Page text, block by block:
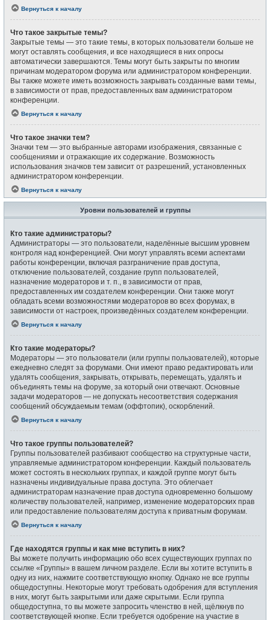
Вернуться к началу
Что такое закрытые темы?
Закрытые темы — это такие темы, в которых пользователи больше не
могут оставлять сообщения, и все находящиеся в них опросы
автоматически завершаются. Темы могут быть закрыты по многим
причинам модератором форума или администратором конференции.
Вы также можете иметь возможность закрывать созданные вами темы,
в зависимости от прав, предоставленных вам администратором
конференции.
Вернуться к началу
Что такое значки тем?
Значки тем — это выбранные авторами изображения, связанные с
сообщениями и отражающие их содержание. Возможность
использования значков тем зависит от разрешений, установленных
администратором конференции.
Вернуться к началу
Уровни пользователей и группы
Кто такие администраторы?
Администраторы — это пользователи, наделённые высшим уровнем
контроля над конференцией. Они могут управлять всеми аспектами
работы конференции, включая разграничение прав доступа,
отключение пользователей, создание групп пользователей,
назначение модераторов и т. п., в зависимости от прав,
предоставленных им создателем конференции. Они также могут
обладать всеми возможностями модераторов во всех форумах, в
зависимости от настроек, произведённых создателем конференции.
Вернуться к началу
Кто такие модераторы?
Модераторы — это пользователи (или группы пользователей), которые
ежедневно следят за форумами. Они имеют право редактировать или
удалять сообщения, закрывать, открывать, перемещать, удалять и
объединять темы на форуме, за который они отвечают. Основные
задачи модераторов — не допускать несоответствия содержания
сообщений обсуждаемым темам (оффтопик), оскорблений.
Вернуться к началу
Что такое группы пользователей?
Группы пользователей разбивают сообщество на структурные части,
управляемые администратором конференции. Каждый пользователь
может состоять в нескольких группах, и каждой группе могут быть
назначены индивидуальные права доступа. Это облегчает
администраторам назначение прав доступа одновременно большому
количеству пользователей, например, изменение модераторских прав
или предоставление пользователям доступа к приватным форумам.
Вернуться к началу
Где находятся группы и как мне вступить в них?
Вы можете получить информацию обо всех существующих группах по
ссылке «Группы» в вашем личном разделе. Если вы хотите вступить в
одну из них, нажмите соответствующую кнопку. Однако не все группы
общедоступны. Некоторые могут требовать одобрения для вступления
в них, могут быть закрытыми или даже скрытыми. Если группа
общедоступна, то вы можете запросить членство в ней, щёлкнув по
соответствующей кнопке. Если требуется одобрение на участие в